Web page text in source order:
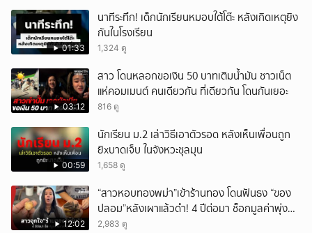
01:33
นาทีระทึก! เด็กนักเรียนหมอบใต้โต๊ะ หลังเกิดเหตุยิง
กันในโรงเรียน
1,324 ดู
03:12
สาว โดนหลอกขอเงิน 50 บาทเติมน้ำมัน ชาวเน็ต
แห่คอมเมนต์ คนเดียวกัน ที่เดียวกัน โดนกันเยอะ
816 ดู
00:59
นักเรียน ม.2 เล่าวิธีเอาตัวรอด หลังเห็นเพื่อนถูก
ยิxบาดเจ็บ ในจังหวะชุลมุน
1,658 ดู
12:02
“สาวหอบทองพม่า”เข้าร้านทอง โดนฟันธง “ของ
ปลอม”หลังเผาแล้วดำ! 4 ปีต่อมา ช็อกมูลค่าพุ่ง
มหาศาล!
2,983 ดู